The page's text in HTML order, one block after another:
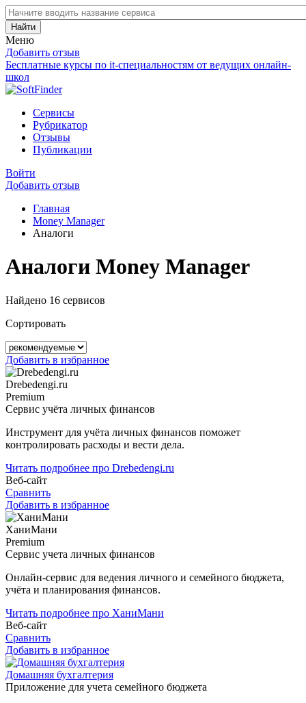
Найти
Меню
Добавить отзыв
Бесплатные курсы по it-специальностям от ведущих онлайн-
школ
Сервисы
Рубрикатор
Отзывы
Публикации
Войти
Добавить отзыв
Главная
Money Manager
Аналоги
Аналоги Money Manager
Найдено 16 сервисов
Сортировать
Добавить в избранное
Drebedengi.ru
Premium
Сервис учёта личных финансов
Инструмент для учёта личных финансов поможет
контролировать расходы и вести дела.
Читать подробнее про Drebedengi.ru
Веб-сайт
Сравнить
Добавить в избранное
ХаниМани
Premium
Сервис учета личных финансов
Онлайн-сервис для ведения личного и семейного бюджета,
учёта и планирования финансов.
Читать подробнее про ХаниМани
Веб-сайт
Сравнить
Добавить в избранное
Домашняя бухгалтерия
Приложение для учета семейного бюджета